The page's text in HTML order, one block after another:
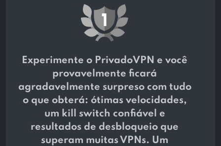
Experimente o PrivadoVPN e você
provavelmente ficará
agradavelmente surpreso com tudo
o que obterá: ótimas velocidades,
um kill switch confiável e
resultados de desbloqueio que
superam muitas VPNs. Um